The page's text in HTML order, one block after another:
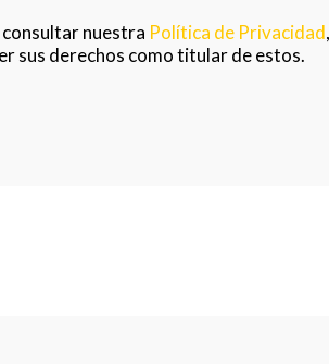
nuestra Política de Privacidad
sus derechos como titular de estos.